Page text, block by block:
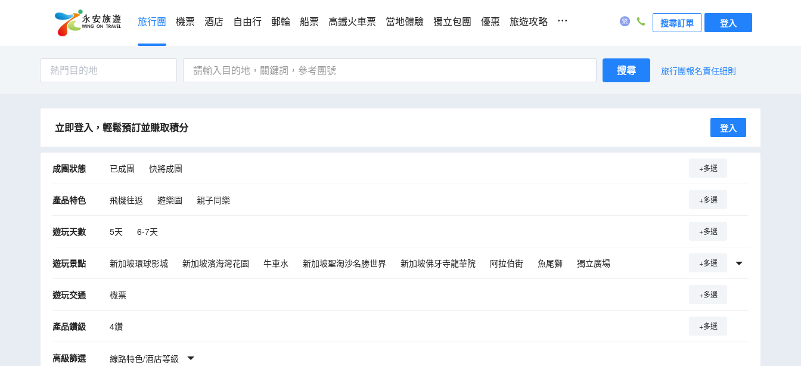
旅行團 機票 酒店 自由行 郵輪 船票 高鐵火車票 當地體驗 獨立包團 優惠 旅遊攻略 ... 搜尋訂單 登入
熱門目的地 搜尋 旅行團報名責任細則
立即登入，輕鬆預訂並賺取積分 登入
成團狀態 已成團 快將成團 +多選
產品特色 飛機往返 遊樂園 親子同樂 +多選
遊玩天數 5天 6-7天 +多選
遊玩景點 新加坡環球影城 新加坡濱海灣花園 牛車水 新加坡聖淘沙名勝世界 新加坡佛牙寺龍華院 阿拉伯街 魚尾獅
獨立廣場
敦拉薩國貿天空花園
Mamee Jonker House 【媽咪怪獸】迷你博物館
+多選
遊玩交通 機票 +多選
產品鑽級 4鑽 +多選
高級篩選 線路特色/酒店等級